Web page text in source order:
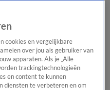
Onze gezichten
In de
cookies en vergelijkbare
over jou als gebruiker van
apparaten. Als je „Alle
trackingtechnologieën
en content te kunnen
diensten te verbeteren en om